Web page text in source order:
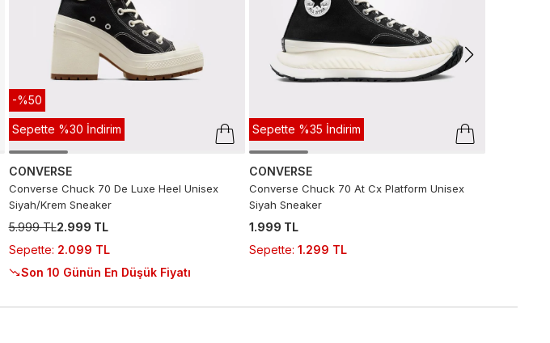
-%50
Sepette %30 İndirim
CONVERSE
Converse Chuck 70 De Luxe Heel Unisex
Siyah/Krem Sneaker
5.999 TL2.999 TL
Sepette: 2.099 TL
Son 10 Günün En Düşük Fiyatı
Sepette %35 İndirim
CONVERSE
Converse Chuck 70 At Cx Platform Unisex
Siyah Sneaker
1.999 TL
Sepette: 1.299 TL